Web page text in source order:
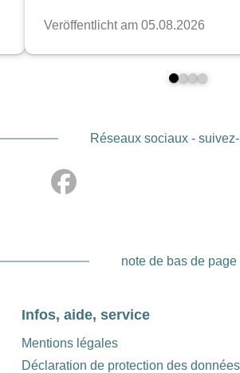
problèmes en arrière-plan. Bouchons
des images fortes, de belles histoires
Réseaux sociaux -
note de bas de page
Infos, aide, service
Mentions légales
Déclaration de protection des données